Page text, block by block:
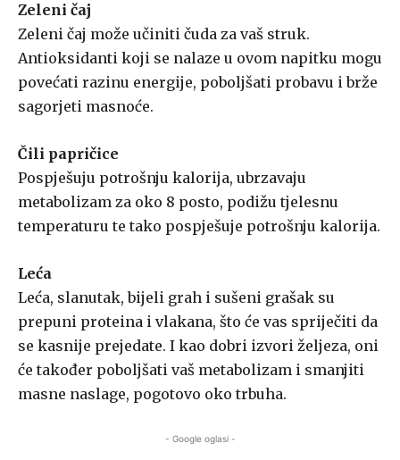
Zeleni čaj
Zeleni čaj može učiniti čuda za vaš struk.
Antioksidanti koji se nalaze u ovom napitku mogu
povećati razinu energije, poboljšati probavu i brže
sagorjeti masnoće.
Čili papričice
Pospješuju potrošnju kalorija, ubrzavaju
metabolizam za oko 8 posto, podižu tjelesnu
temperaturu te tako pospješuje potrošnju kalorija.
Leća
Leća, slanutak, bijeli grah i sušeni grašak su
prepuni proteina i vlakana, što će vas spriječiti da
se kasnije prejedate. I kao dobri izvori željeza, oni
će također poboljšati vaš metabolizam i smanjiti
masne naslage, pogotovo oko trbuha.
- Google oglasi -